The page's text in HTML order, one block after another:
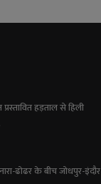
हड़ताल से हिली
ढोढर के बीच जोधपुर-इंदौर